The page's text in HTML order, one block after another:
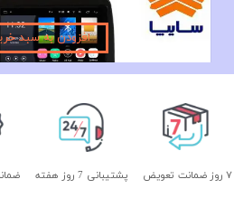
۹,۴۹۰,۰۰۰ تومان
افزودن به سبد
پشتیبانی 7 روز هفته ۷ روز ضمانت تعویض